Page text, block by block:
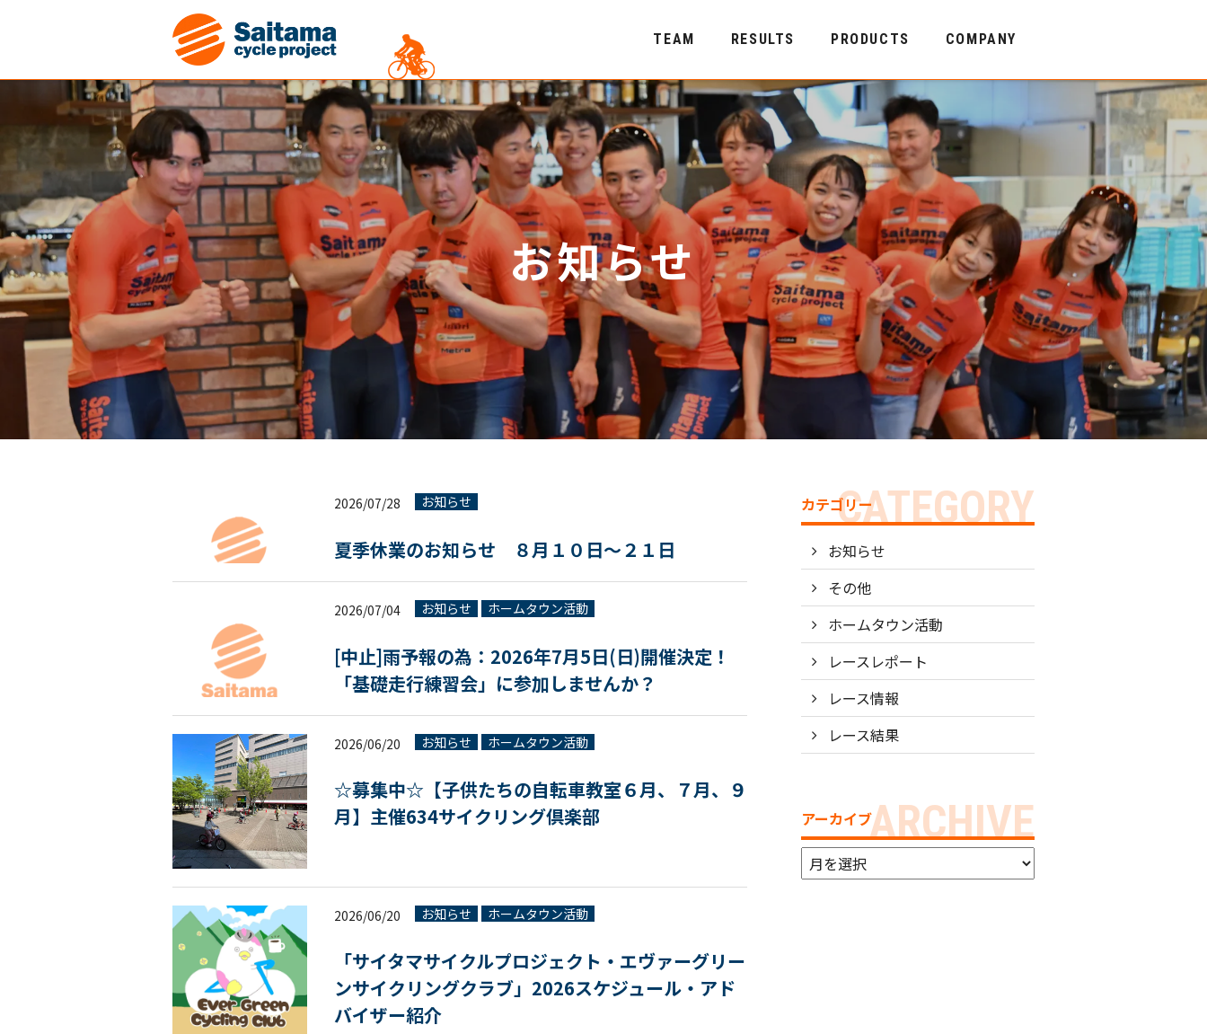
TEAM RESULTS PRODUCTS COMPANY
お知らせ
2026/07/28 お知らせ
夏季休業のお知らせ ８月１０日～２１日
2026/07/04 お知らせ ホームタウン活動
[中止]雨予報の為：2026年7月5日(日)開催決定！
「基礎走行練習会」に参加しませんか？
2026/06/20 お知らせ ホームタウン活動
☆募集中☆【子供たちの自転車教室６月、７月、９
月】主催634サイクリング倶楽部
2026/06/20 お知らせ ホームタウン活動
「サイタマサイクルプロジェクト・エヴァーグリー
ンサイクリングクラブ」2026スケジュール・アド
バイザー紹介
カテゴリー
お知らせ
その他
ホームタウン活動
レースレポート
レース情報
レース結果
アーカイブ
ア
ー
カ